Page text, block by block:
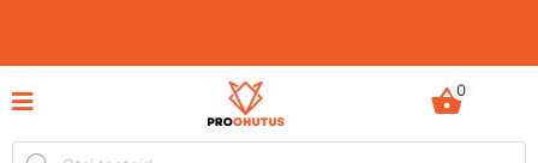
komplektid hetkel -60%
soodustusega!
0